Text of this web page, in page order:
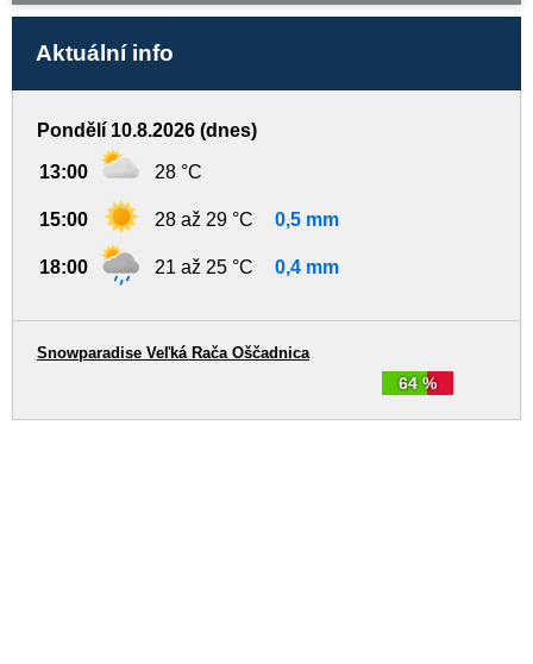
Aktuální info
Pondělí 10.8.2026 (dnes)
13:00 28 °C
15:00 28 až 29 °C 0,5 mm
18:00 21 až 25 °C 0,4 mm
64 %
Snowparadise Veľká Rača Oščadnica